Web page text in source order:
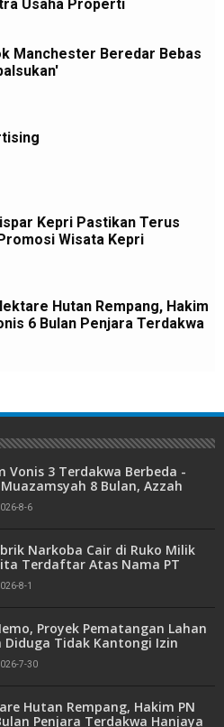
Usaha Properti
Manchester Beredar Bebas
Kepri Pastikan Terus
Wisata Kepri
Hutan Rempang, Hakim
6 Bulan Penjara Terdakwa
Vonis 3 Terdakwa Berbeda -
8 Bulan, Azzah
Divonis 2 Tahun 6 Bulan
8-6
Narkoba Cair di Ruko Milik
Terdaftar Atas Nama PT
8-1
Proyek Pematangan Lahan
Diduga Tidak Kantongi Izin
7-30
Hutan Rempang, Hakim PN
Penjara Terdakwa Hanjaya